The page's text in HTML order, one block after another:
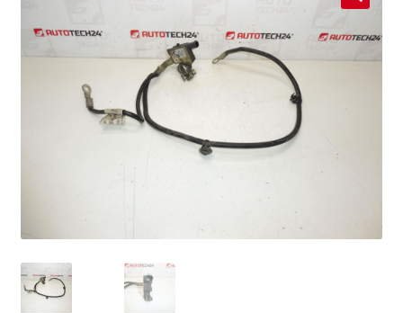
Moje konto
Polityka prywatności
Skarga